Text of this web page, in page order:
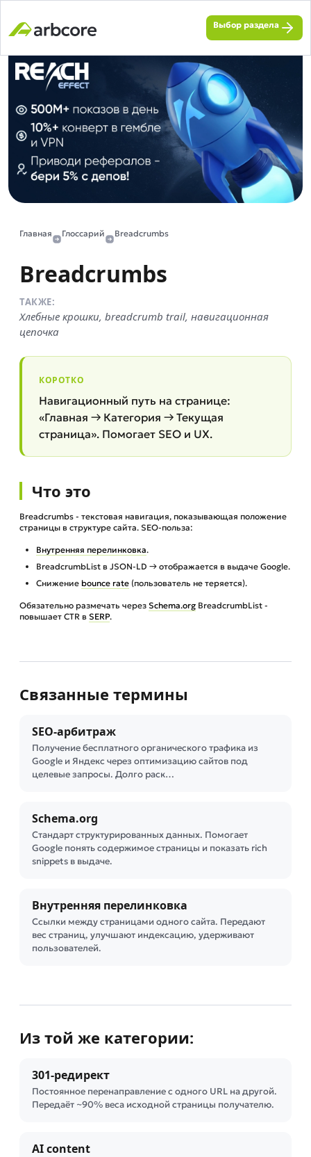
Выбор раздела
Главная Глоссарий Breadcrumbs
Breadcrumbs
ТАКЖЕ:
Хлебные крошки, breadcrumb trail, навигационная
цепочка
КОРОТКО
Навигационный путь на странице:
«Главная → Категория → Текущая
страница». Помогает SEO и UX.
Что это
Breadcrumbs - текстовая навигация, показывающая положение
страницы в структуре сайта. SEO-польза:
Внутренняя перелинковка.
BreadcrumbList в JSON-LD → отображается в выдаче Google.
Снижение bounce rate (пользователь не теряется).
Обязательно размечать через Schema.org BreadcrumbList -
повышает CTR в SERP.
Связанные термины
SEO-арбитраж
Получение бесплатного органического трафика из
Google и Яндекс через оптимизацию сайтов под
целевые запросы. Долго раск…
Schema.org
Стандарт структурированных данных. Помогает
Google понять содержимое страницы и показать rich
snippets в выдаче.
Внутренняя перелинковка
Ссылки между страницами одного сайта. Передают
вес страниц, улучшают индексацию, удерживают
пользователей.
Из той же категории:
301-редирект
Постоянное перенаправление с одного URL на другой.
Передаёт ~90% веса исходной страницы получателю.
AI content